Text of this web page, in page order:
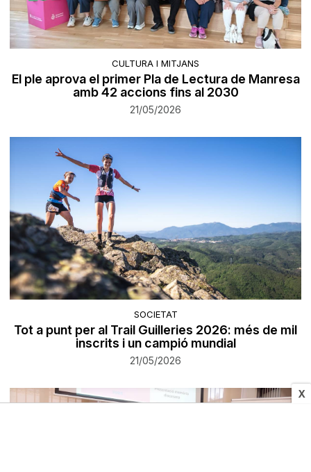
X
CULTURA I MITJANS
El ple aprova el primer Pla de Lectura de Manresa
amb 42 accions fins al 2030
21/05/2026
SOCIETAT
Tot a punt per al Trail Guilleries 2026: més de mil
inscrits i un campió mundial
21/05/2026